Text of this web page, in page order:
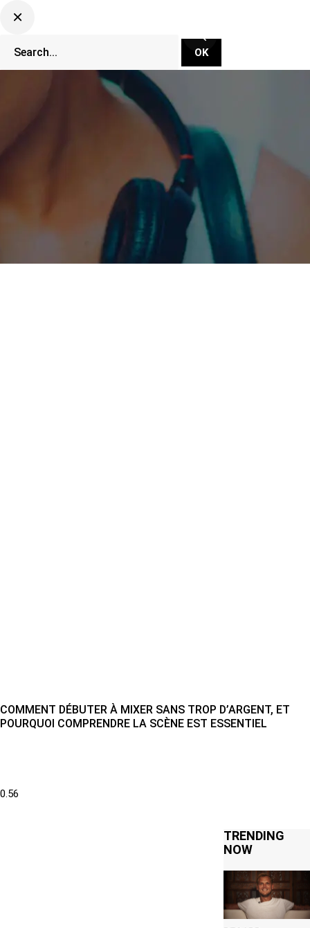
CLUBBING TV NETWORK
COMMENT DÉBUTER À MIXER SANS TROP D’ARGENT, ET
POURQUOI COMPRENDRE LA SCÈNE EST ESSENTIEL
TRENDING
NOW